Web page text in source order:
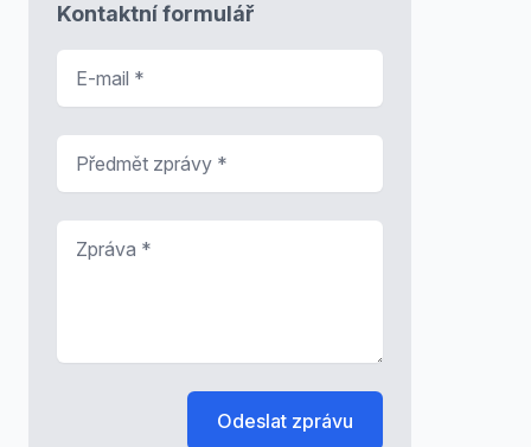
Kontaktní formulář
Odeslat zprávu